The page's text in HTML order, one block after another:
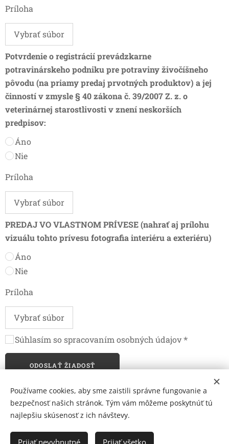
Príloha
Vybrať súbor
Potvrdenie o registrácií prevádzkarne
potravinárskeho podniku pre potraviny živočíšneho
pôvodu (na priamy predaj prvotných produktov) a jej
činností v zmysle § 40 zákona č. 39/2007 Z. z. o
veterinárnej starostlivosti v znení neskorších
predpisov:
Áno
Nie
Príloha
Vybrať súbor
PREDAJ VO VLASTNOM PRÍVESE (nahrať aj prílohu
vizuálu tohto prívesu fotografia interiéru a exteriéru)
Áno
Nie
Príloha
Vybrať súbor
Súhlasím so spracovaním osobných údajov
ODOSLAŤ ŽIADOSŤ
© 2026 Mediálna a kultúrna spoločnosť Topoľčany, s.r.o.
Ochrana osobných údajov
Používame cookies, aby sme zaistili správne fungovanie a
bezpečnosť našich stránok. Tým vám môžeme poskytnúť tú
najlepšiu skúsenosť z ich návštevy.
Prijať nevyhnutné Prijať všetko